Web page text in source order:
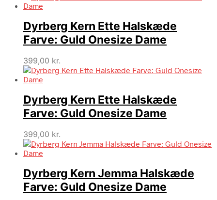
Dyrberg Kern Ette Halskæde
Farve: Guld Onesize Dame
399,00 kr.
Dyrberg Kern Ette Halskæde
Farve: Guld Onesize Dame
399,00 kr.
Dyrberg Kern Jemma Halskæde
Farve: Guld Onesize Dame